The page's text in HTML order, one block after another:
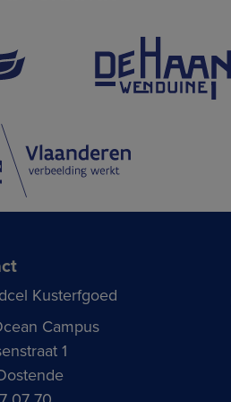
Kusterfgoed
Campus
1